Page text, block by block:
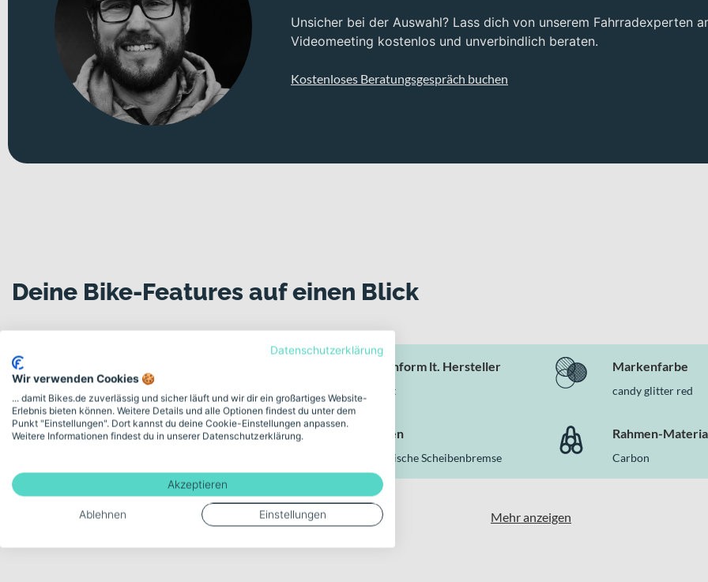
Optisch präsentiert sich das Modell in candy green yellow flakes und candy glitter red erhältlich, wodurch sportlicher Anspruch
Deine Vorteile
Leichter Carbonrahmen mit Endurance-Geometrie für hohen Langstreckenkomfort
Carbon-Gabel für präzises Lenkverhalten und angenehme Dämpfung
Shimano 105 2x11-fach Schaltung für zuverlässige und exakte Gangwechsel
Unsicher bei der Auswahl? Lass dich von unserem Fahrradexperten
Videomeeting kostenlos und unverbindlich beraten.
Kostenloses Beratungsgespräch buchen
Deine Bike-Features auf einen Blick
Rahmenform lt. Hersteller
Diamant
Markenfarbe
candy glitter red
Schaltungstyp Bremsen
Hydraulische Scheibenbremse
Rahmen-
Carbon
Mehr anzeigen
Datenschutzerklärung
Wir verwenden Cookies 🍪
... damit Bikes.de zuverlässig und sicher läuft und wir dir ein großartiges Website-
Erlebnis bieten können. Weitere Details und alle Optionen findest du unter dem
Punkt "Einstellungen". Dort kannst du deine Cookie-Einstellungen anpassen.
Weitere Informationen findest du in unserer Datenschutzerklärung.
Akzeptieren
Ablehnen Einstellungen